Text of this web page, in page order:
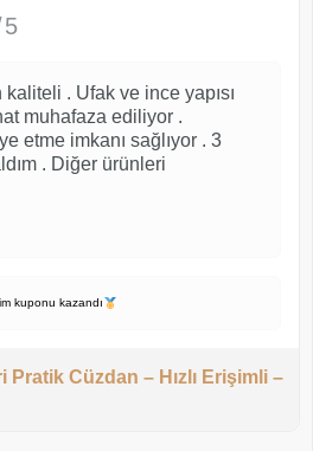
. Ufak ve ince yapısı
muhafaza ediliyor .
etme imkanı sağlıyor . 3
. Diğer ürünleri
kuponu kazandı
Pratik Cüzdan – Hızlı Erişimli –